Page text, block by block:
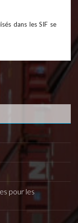
pour les
dans les SIF se